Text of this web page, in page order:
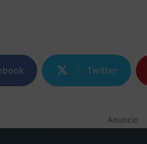
Twitter
Anuncio